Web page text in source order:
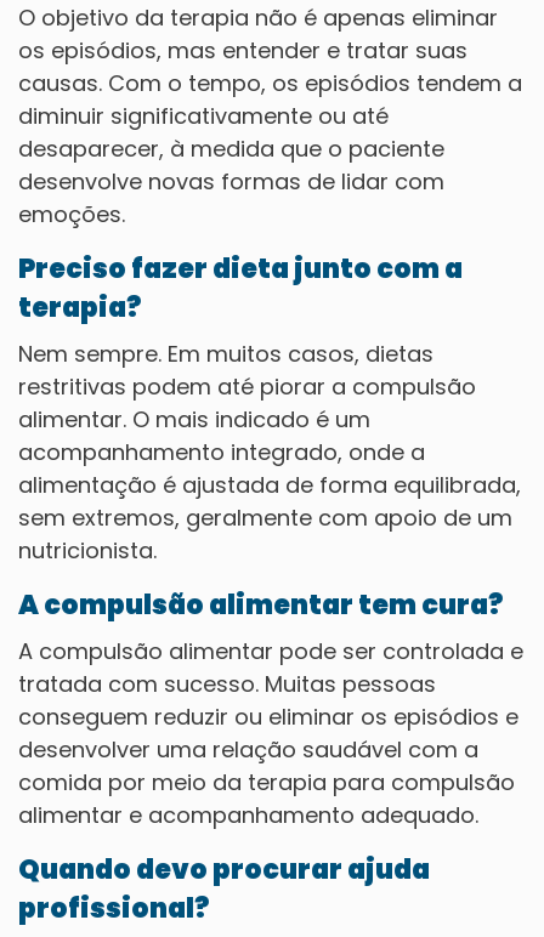
O objetivo da terapia não é apenas eliminar
os episódios, mas entender e tratar suas
causas. Com o tempo, os episódios tendem a
diminuir significativamente ou até
desaparecer, à medida que o paciente
desenvolve novas formas de lidar com
emoções.
Preciso fazer dieta junto com a
terapia?
Nem sempre. Em muitos casos, dietas
restritivas podem até piorar a compulsão
alimentar. O mais indicado é um
acompanhamento integrado, onde a
alimentação é ajustada de forma equilibrada,
sem extremos, geralmente com apoio de um
nutricionista.
A compulsão alimentar tem cura?
A compulsão alimentar pode ser controlada e
tratada com sucesso. Muitas pessoas
conseguem reduzir ou eliminar os episódios e
desenvolver uma relação saudável com a
comida por meio da terapia para compulsão
alimentar e acompanhamento adequado.
Quando devo procurar ajuda
profissional?